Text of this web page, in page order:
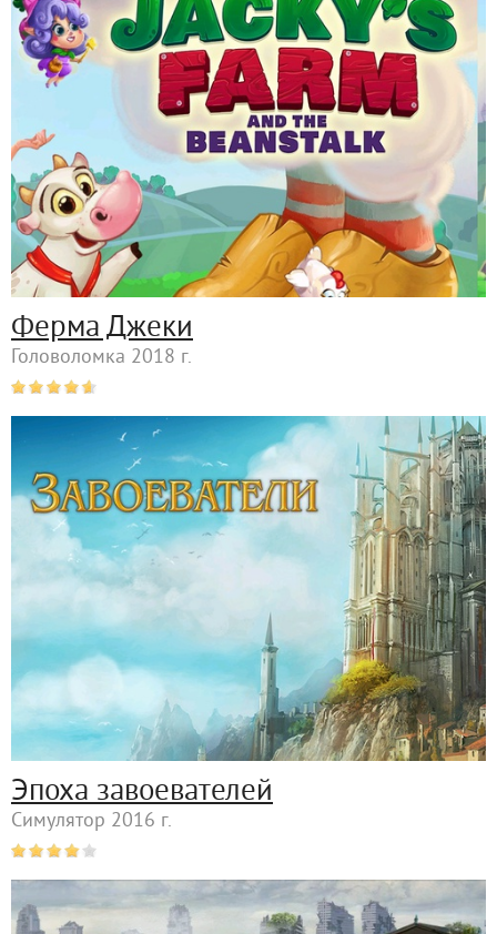
Ферма Джеки
Головоломка 2018 г.
Эпоха завоевателей
Симулятор 2016 г.